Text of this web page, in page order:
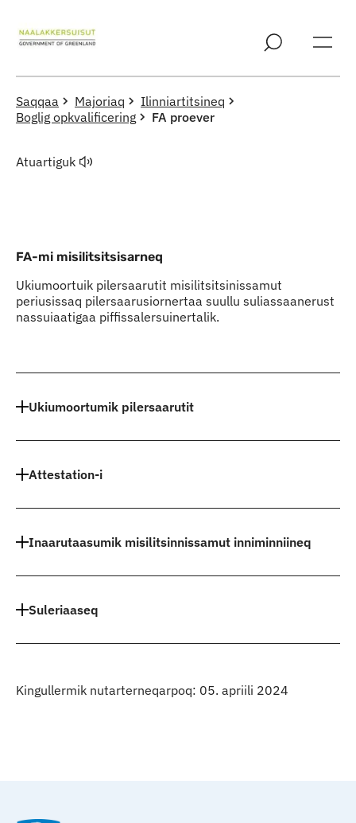
Saqqaa Majoriaq
Ilinniartitsineq
Boglig opkvalificering
FA proever
Atuartiguk
FA-mi misilitsitsisarneq
Ukiumoortuik pilersaarutit misilitsitsinissamut
periusissaq pilersaarusiornertaa suullu suliassaanerust
nassuiaatigaa piffissalersuinertalik.
Ukiumoortumik pilersaarutit
Attestation-i
Inaarutaasumik misilitsinnissamut inniminniineq
Suleriaaseq
Kingullermik nutarterneqarpoq: 05. apriili 2024